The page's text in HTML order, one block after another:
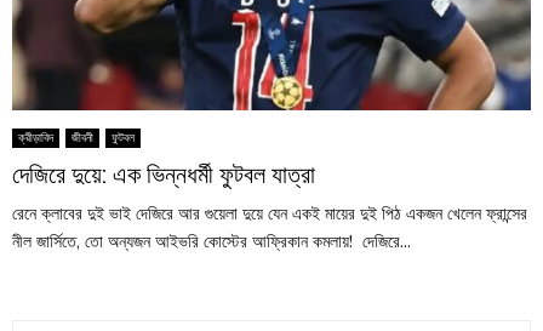
ক্রীড়াবিদ জীবনী ফুটবল
দেজিরে দুয়ে: এক ভিন্নধর্মী ফুটবল যাত্রা
রেনে ক্লাবের দুই ভাই দেজিরে আর গুয়েলা দুয়ে যেন একই মায়ের দুই পিঠ একজন খেলেন ফ্রান্সের
নীল জার্সিতে, তো অন্যজন আইভরি কোস্টের আফ্রিকান কমলায়! দেজিরে...